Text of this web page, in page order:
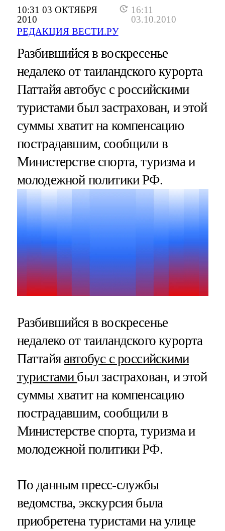
10:31 03 ОКТЯБРЯ
2010
16:11
03.10.2010
РЕДАКЦИЯ ВЕСТИ.РУ
Разбившийся в воскресенье
недалеко от таиландского курорта
Паттайя автобус с российскими
туристами был застрахован, и этой
суммы хватит на компенсацию
пострадавшим, сообщили в
Министерстве спорта, туризма и
молодежной политики РФ.
Разбившийся в воскресенье
недалеко от таиландского курорта
Паттайя автобус с российскими
туристами был застрахован, и этой
суммы хватит на компенсацию
пострадавшим, сообщили в
Министерстве спорта, туризма и
молодежной политики РФ.
По данным пресс-службы
ведомства, экскурсия была
приобретена туристами на улице